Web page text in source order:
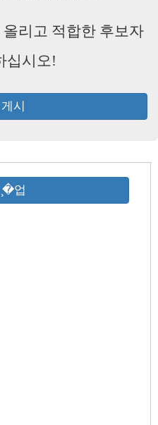
리고 적합한 후보자
십시오!
시
̧�업